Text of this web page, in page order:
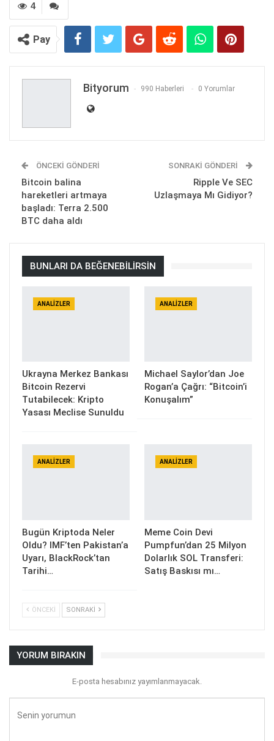
4
Pay
Bityorum 990 Haberleri 0 Yorumlar
ÖNCEKI GÖNDERI
Bitcoin balina
hareketleri artmaya
başladı: Terra 2.500
BTC daha aldı
SONRAKI GÖNDERI
Ripple Ve SEC
Uzlaşmaya Mı Gidiyor?
BUNLARI DA BEĞENEBILIRSIN
ANALIZLER
Ukrayna Merkez Bankası
Bitcoin Rezervi
Tutabilecek: Kripto
Yasası Meclise Sunuldu
ANALIZLER
Michael Saylor’dan Joe
Rogan’a Çağrı: “Bitcoin’i
Konuşalım”
ANALIZLER
Bugün Kriptoda Neler
Oldu? IMF’ten Pakistan’a
Uyarı, BlackRock’tan
Tarihi…
ANALIZLER
Meme Coin Devi
Pumpfun’dan 25 Milyon
Dolarlık SOL Transferi:
Satış Baskısı mı…
ÖNCEKI SONRAKI
YORUM BIRAKIN
E-posta hesabınız yayımlanmayacak.